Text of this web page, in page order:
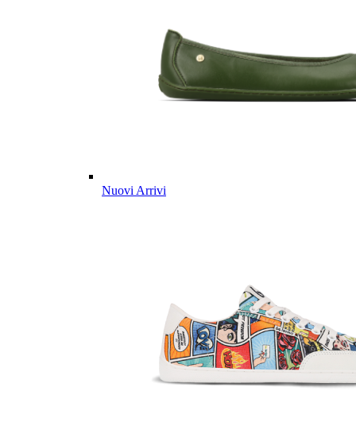
Nuovi Arrivi